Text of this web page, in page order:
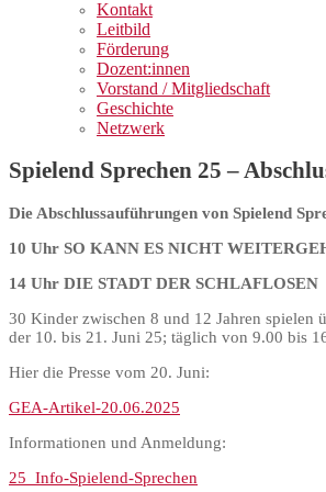
Kontakt
Leitbild
Förderung
Dozent:innen
Vorstand / Mitgliedschaft
Geschichte
Netzwerk
Spielend Sprechen 25 –
Die Abschlussauführungen von Spielend
10 Uhr SO KANN ES NICHT
14 Uhr DIE STADT DER SCHLAFLOSEN
30 Kinder zwischen 8 und 12 Jahren spielen
der 10. bis 21. Juni 25; täglich von 9.00 bis
Hier die Presse vom 20. Juni:
GEA-Artikel-20.06.2025
Informationen und Anmeldung:
25_Info-Spielend-Sprechen